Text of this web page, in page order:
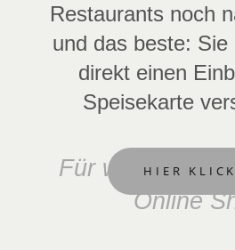
Restaurants noch
und das beste: Sie
direkt einen
Speisekarte
Für weitere
Online
HIER